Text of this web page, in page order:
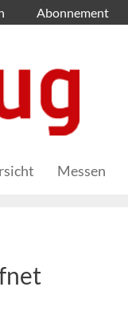
Abonnement
Messen